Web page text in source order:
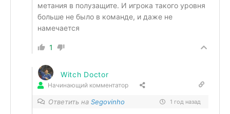
метания в полузащите. И игрока такого уровня
больше не было в команде, и даже не
намечается
1
Witch Doctor
Начинающий комментатор
Ответить на Segovinho 1 год назад